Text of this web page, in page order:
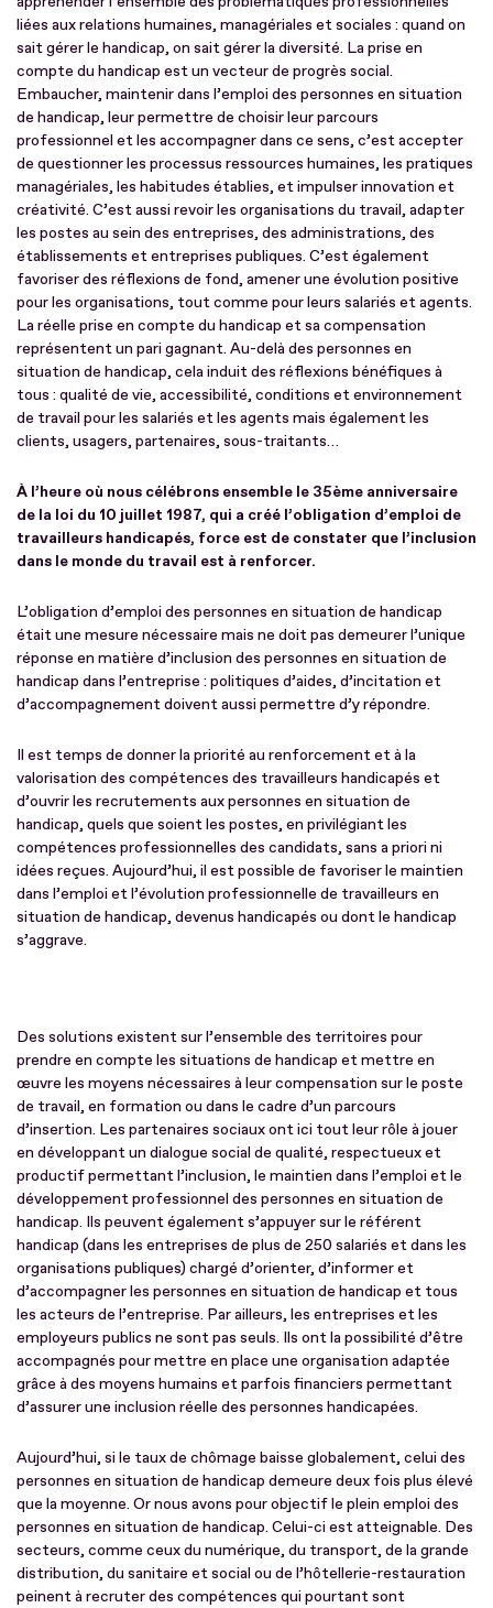
liées aux relations humaines, managériales et sociales : quand on
sait gérer le handicap, on sait gérer la diversité. La prise en
compte du handicap est un vecteur de progrès social.
Embaucher, maintenir dans l’emploi des personnes en situation
de handicap, leur permettre de choisir leur parcours
professionnel et les accompagner dans ce sens, c’est accepter
de questionner les processus ressources humaines, les pratiques
managériales, les habitudes établies, et impulser innovation et
créativité. C’est aussi revoir les organisations du travail, adapter
les postes au sein des entreprises, des administrations, des
établissements et entreprises publiques. C’est également
favoriser des réflexions de fond, amener une évolution positive
pour les organisations, tout comme pour leurs salariés et agents.
La réelle prise en compte du handicap et sa compensation
représentent un pari gagnant. Au-delà des personnes en
situation de handicap, cela induit des réflexions bénéfiques à
tous : qualité de vie, accessibilité, conditions et environnement
de travail pour les salariés et les agents mais également les
clients, usagers, partenaires, sous-traitants…
À l’heure où nous célébrons ensemble le 35ème anniversaire
de la loi du 10 juillet 1987, qui a créé l’obligation d’emploi de
travailleurs handicapés, force est de constater que l’inclusion
dans le monde du travail est à renforcer.
L’obligation d’emploi des personnes en situation de handicap
était une mesure nécessaire mais ne doit pas demeurer l’unique
réponse en matière d’inclusion des personnes en situation de
handicap dans l’entreprise : politiques d’aides, d’incitation et
d’accompagnement doivent aussi permettre d’y répondre.
Il est temps de donner la priorité au renforcement et à la
valorisation des compétences des travailleurs handicapés et
d’ouvrir les recrutements aux personnes en situation de
handicap, quels que soient les postes, en privilégiant les
compétences professionnelles des candidats, sans a priori ni
idées reçues. Aujourd’hui, il est possible de favoriser le maintien
dans l’emploi et l’évolution professionnelle de travailleurs en
situation de handicap, devenus handicapés ou dont le handicap
s’aggrave.
Des solutions existent sur l’ensemble des territoires pour
prendre en compte les situations de handicap et mettre en
œuvre les moyens nécessaires à leur compensation sur le poste
de travail, en formation ou dans le cadre d’un parcours
d’insertion. Les partenaires sociaux ont ici tout leur rôle à jouer
en développant un dialogue social de qualité, respectueux et
productif permettant l’inclusion, le maintien dans l’emploi et le
développement professionnel des personnes en situation de
handicap. Ils peuvent également s’appuyer sur le référent
handicap (dans les entreprises de plus de 250 salariés et dans les
organisations publiques) chargé d’orienter, d’informer et
d’accompagner les personnes en situation de handicap et tous
les acteurs de l’entreprise. Par ailleurs, les entreprises et les
employeurs publics ne sont pas seuls. Ils ont la possibilité d’être
accompagnés pour mettre en place une organisation adaptée
grâce à des moyens humains et parfois financiers permettant
d’assurer une inclusion réelle des personnes handicapées.
Aujourd’hui, si le taux de chômage baisse globalement, celui des
personnes en situation de handicap demeure deux fois plus élevé
que la moyenne. Or nous avons pour objectif le plein emploi des
personnes en situation de handicap. Celui-ci est atteignable. Des
secteurs, comme ceux du numérique, du transport, de la grande
distribution, du sanitaire et social ou de l’hôtellerie-restauration
peinent à recruter des compétences qui pourtant sont